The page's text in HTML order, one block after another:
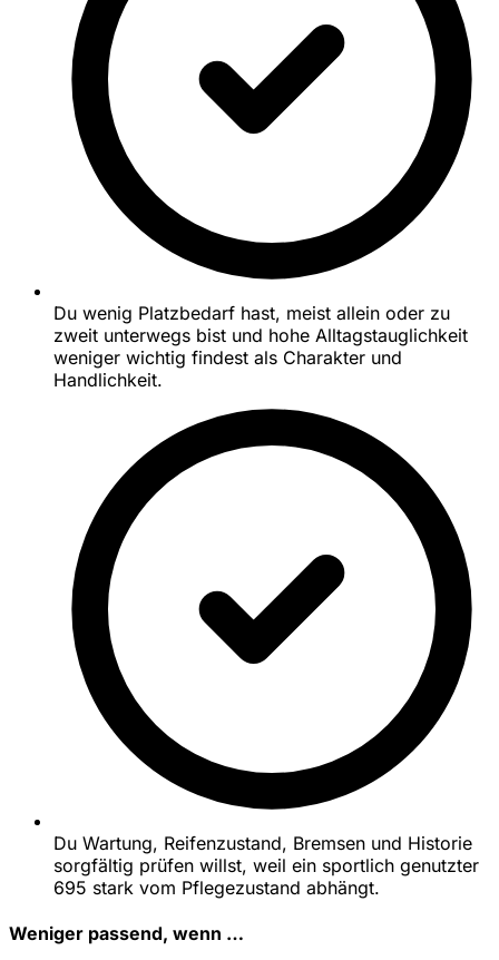
Du wenig Platzbedarf hast, meist allein oder zu
zweit unterwegs bist und hohe Alltagstauglichkeit
weniger wichtig findest als Charakter und
Handlichkeit.
Du Wartung, Reifenzustand, Bremsen und Historie
sorgfältig prüfen willst, weil ein sportlich genutzter
695 stark vom Pflegezustand abhängt.
Weniger passend, wenn …